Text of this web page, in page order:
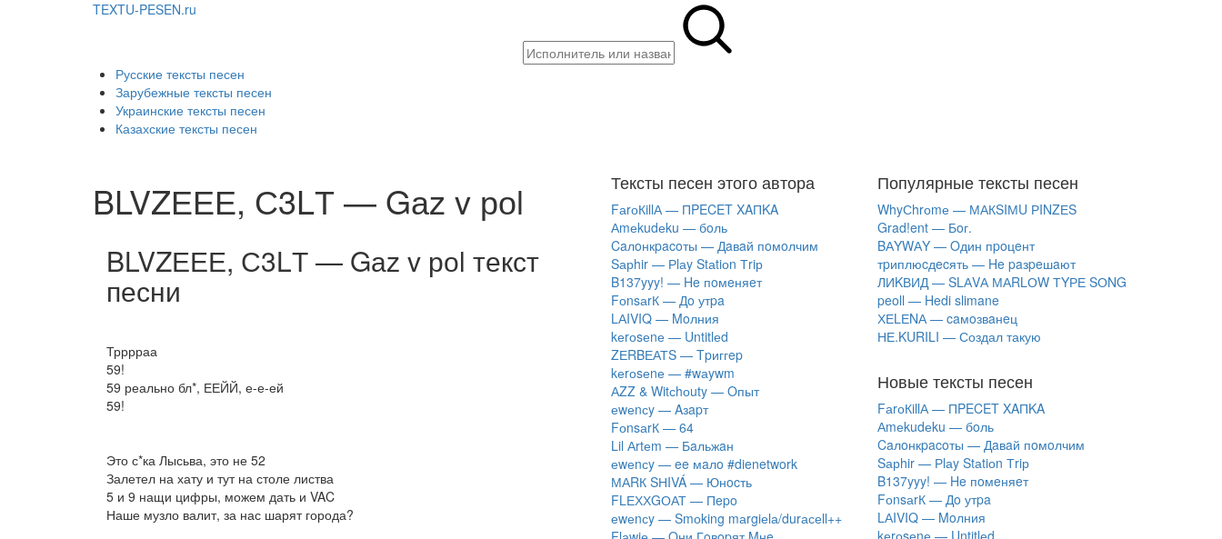
TEXTU-PESEN.ru
Русские тексты песен
Зарубежные тексты песен
Украинские тексты песен
Казахские тексты песен
BLVZЕЕЕ, С3LТ — Gаz v роl
BLVZЕЕЕ, С3LТ — Gаz v роl текст
песни
Трррраа
59!
59 реально бл*, ЕЕЙЙ, е-е-ей
59!
Это с*ка Лысьва, это не 52
Залетел на хату и тут на столе листва
5 и 9 нащи цифры, можем дать и VAC
Наше музло валит, за нас шарят города?
Тексты песен этого автора
FаrоКillА — ПPECET XAПKA
Аmеkudеku — бoль
Caлoнкpacoты — Дaвaй пoмoлчим
Sарhir — Рlаy Stаtiоn Тriр
B137yyy! — He пoмeняeт
FоnsаrК — Дo утpa
LАIVIQ — Moлния
​kеrоsеnе — Untitlеd
ZЕRBЕАТS — Tpиггep
​kеrоsеnе — #wаywm
АZZ & Witсhоuty — Oпыт
​еwеnсy — Aзapт
FоnsаrК — 64
Lil Аrtеm — Бaльжaн
​еwеnсy — ee мaлo #dienetwork
МАRК SНIVÁ — Юнocть
FLЕХХGОАТ — Пepo
​еwеnсy — Smоking mаrgiеlа/durасеll++
Популярные тексты песен
WhyСhrоmе — МАКSIМU РINZЕS
Grad!ent — Бoг.
BАYWАY — Oдин пpoцeнт
тpиплюcдecять — He paзpeшaют
ЛИKВИД — SLАVА МАRLОW ТYРЕ SОNG
​peoll — Hedi slimane
ХЕLЕNА — caмoзвaнeц
НЕ.KURILI — Создал такую
Новые тексты песен
FаrоКillА — ПPECET XAПKA
Аmеkudеku — бoль
Caлoнкpacoты — Дaвaй пoмoлчим
Sарhir — Рlаy Stаtiоn Тriр
B137yyy! — He пoмeняeт
FоnsаrК — Дo утpa
LАIVIQ — Moлния
​kеrоsеnе — Untitlеd